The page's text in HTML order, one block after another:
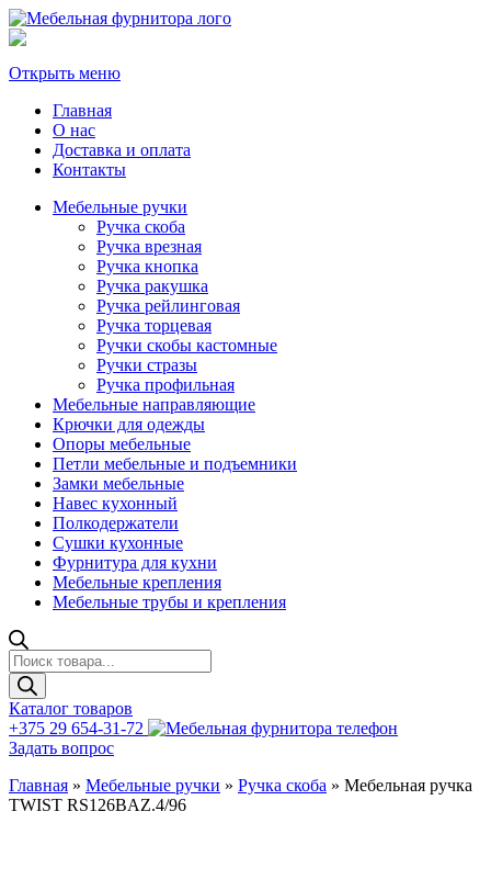
Открыть меню
Главная
О нас
Доставка и оплата
Контакты
Мебельные ручки
Ручка скоба
Ручка врезная
Ручка кнопка
Ручка ракушка
Ручка рейлинговая
Ручка торцевая
Ручки скобы кастомные
Ручки стразы
Ручка профильная
Мебельные направляющие
Крючки для одежды
Опоры мебельные
Петли мебельные и подъемники
Замки мебельные
Навес кухонный
Полкодержатели
Сушки кухонные
Фурнитура для кухни
Мебельные крепления
Мебельные трубы и крепления
Поиск
товаров
Каталог товаров
+375 29 654-31-72
Задать вопрос
Главная » Мебельные ручки » Ручка скоба » Мебельная ручка
TWIST RS126BAZ.4/96